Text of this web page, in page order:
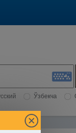
Ўзбекча